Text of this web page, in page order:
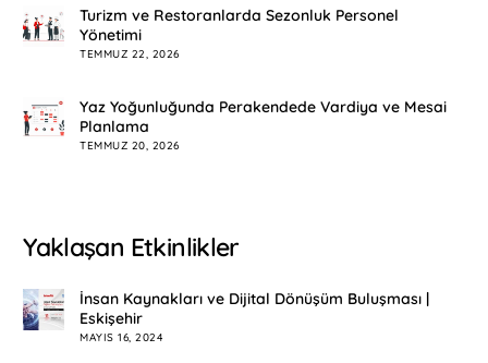
Turizm ve Restoranlarda Sezonluk Personel
Yönetimi
TEMMUZ 22, 2026
Yaz Yoğunluğunda Perakendede Vardiya ve Mesai
Planlama
TEMMUZ 20, 2026
Yaklaşan Etkinlikler
İnsan Kaynakları ve Dijital Dönüşüm Buluşması |
Eskişehir
MAYIS 16, 2024